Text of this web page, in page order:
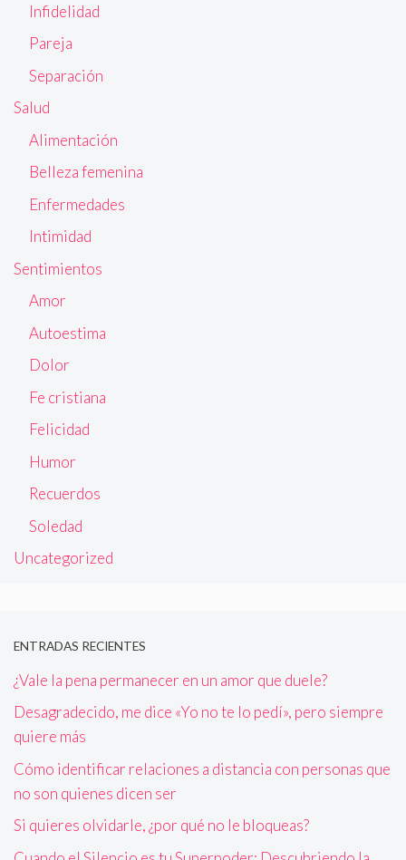
Infidelidad
Pareja
Separación
Salud
Alimentación
Belleza femenina
Enfermedades
Intimidad
Sentimientos
Amor
Autoestima
Dolor
Fe cristiana
Felicidad
Humor
Recuerdos
Soledad
Uncategorized
ENTRADAS RECIENTES
¿Vale la pena permanecer en un amor que duele?
Desagradecido, me dice «Yo no te lo pedí», pero siempre
quiere más
Cómo identificar relaciones a distancia con personas que
no son quienes dicen ser
Si quieres olvidarle, ¿por qué no le bloqueas?